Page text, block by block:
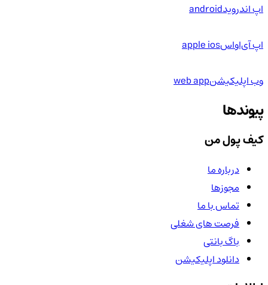
اپ اندرویدandroid
اپ آی‌او‌اسapple ios
وب اپلیکیشنweb app
پیوندها
کیف پول من
درباره ما
مجوزها
تماس با ما
فرصت های شغلی
باگ بانتی
دانلود اپلیکیشن